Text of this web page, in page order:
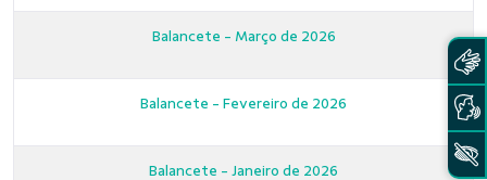
Balancete - Março de 2026
Balancete - Fevereiro de 2026
Balancete - Janeiro de 2026